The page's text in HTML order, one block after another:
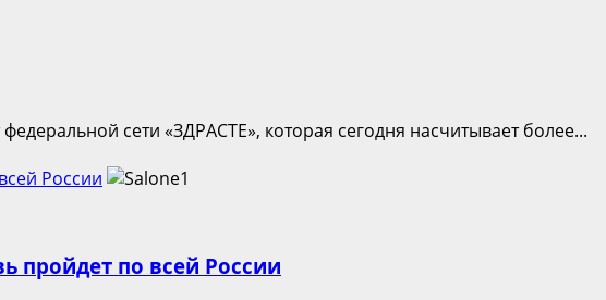
сети «ЗДРАСТЕ», которая сегодня насчитывает более...
России
пройдет по всей России